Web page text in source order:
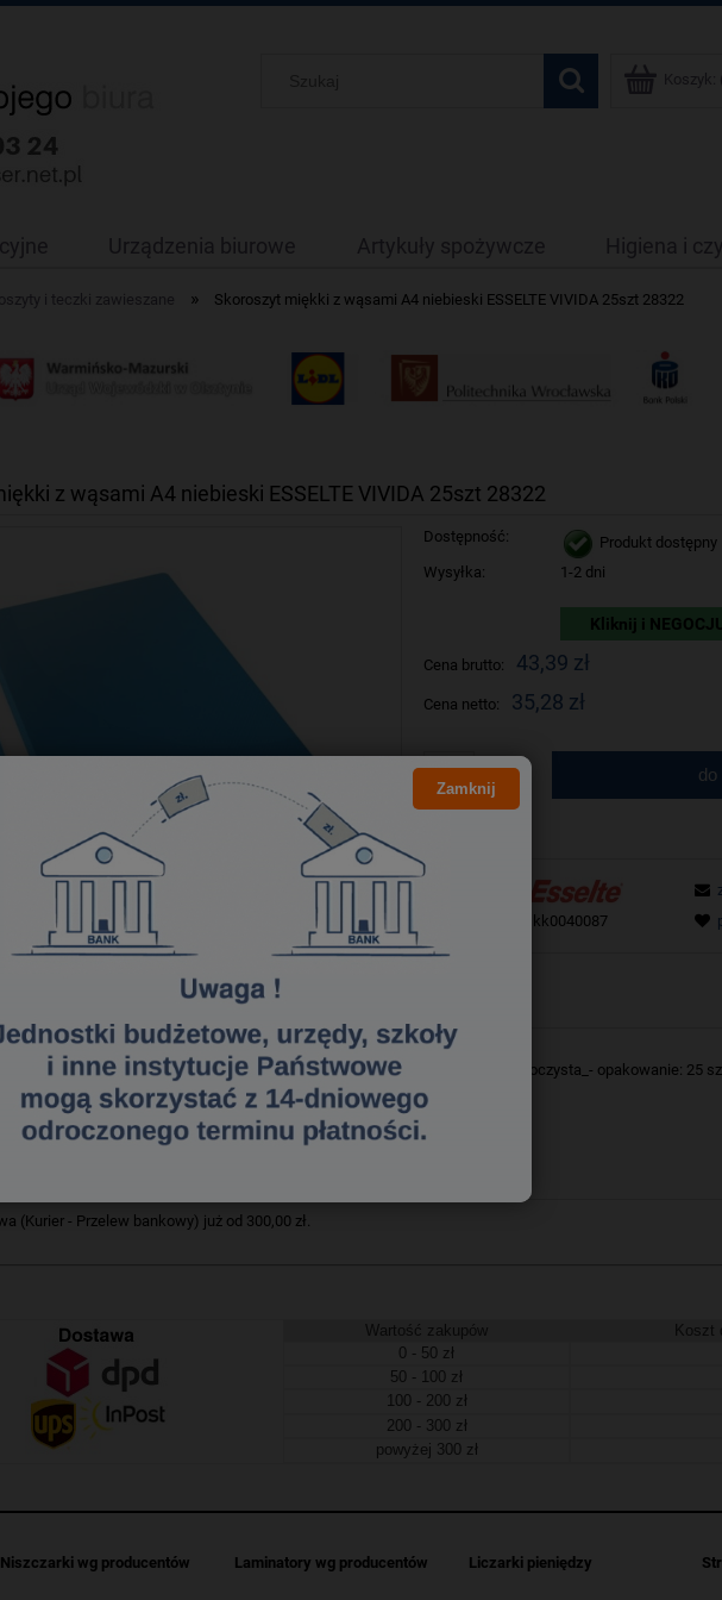
Koszyk:
Urządzenia biurowe Artykuły spożywcze Higiena i
i teczki zawieszane » Skoroszyt miękki z wąsami A4 niebieski ESSELTE VIVIDA 25szt 28322
z wąsami A4 niebieski ESSELTE VIVIDA 25szt 28322
Dostępność:
Produkt dostępny
Wysyłka:
1-2 dni
Kliknij i
Cena brutto: 43,39 zł
Cena netto: 35,28 zł
skk0040087
z PP Esselte_- format A4_- z wąsem_- tylna okładka kolorowa, przednia przezroczysta_- opakowanie: 25
(Kurier - Przelew bankowy) już od 300,00 zł.
Wartość zakupów
Koszt
0 - 50 zł
50 - 100 zł
100 - 200 zł
200 - 300 zł
powyżej 300 zł
Niszczarki wg producentów Laminatory wg producentów Liczarki pieniędzy
Zamknij